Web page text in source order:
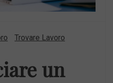
Trovare Lavoro
un